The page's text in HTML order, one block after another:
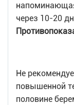
через 10-20
Не
повышенной
половине